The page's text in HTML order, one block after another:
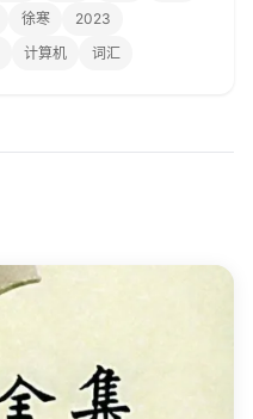
徐寒
2023
计算机 词汇